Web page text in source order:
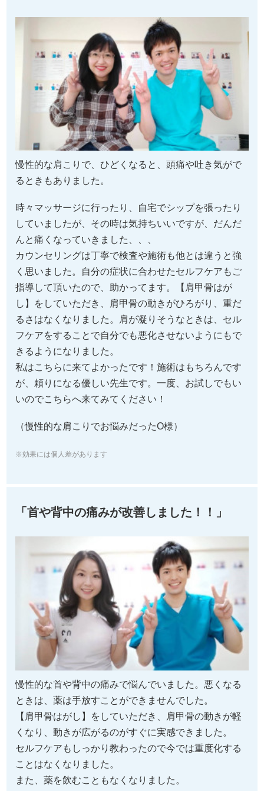
慢性的な肩こりで、ひどくなると、頭痛や吐き気がで
るときもありました。
時々マッサージに行ったり、自宅でシップを張ったり
していましたが、その時は気持ちいいですが、だんだ
んと痛くなっていきました、、、
カウンセリングは丁寧で検査や施術も他とは違うと強
く思いました。自分の症状に合わせたセルフケアもご
指導して頂いたので、助かってます。【肩甲骨はが
し】をしていただき、肩甲骨の動きがひろがり、重だ
るさはなくなりました。肩が凝りそうなときは、セル
フケアをすることで自分でも悪化させないようにもで
きるようになりました。
私はこちらに来てよかったです！施術はもちろんです
が、頼りになる優しい先生です。一度、お試しでもい
いのでこちらへ来てみてください！
（慢性的な肩こりでお悩みだったO様）
※効果には個人差があります
「首や背中の痛みが改善しました！！」
慢性的な首や背中の痛みで悩んでいました。悪くなる
ときは、薬は手放すことができませんでした。
【肩甲骨はがし】をしていただき、肩甲骨の動きが軽
くなり、動きが広がるのがすぐに実感できました。
セルフケアもしっかり教わったので今では重度化する
ことはなくなりました。
また、薬を飲むこともなくなりました。